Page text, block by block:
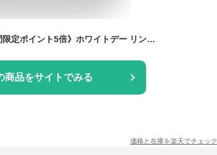
《スーパーセール期間限定ポイント5倍》ホワイトデー リンツ Lindt チョコレート リンドール テイスティングセット 16個入｜ギフト 可愛い スイーツ お菓子 おしゃれ 個包装 小分け リンツチョコ 誕生日 手土産 お礼 お返し 家族 プチギフト【レビューキャンペーン対象】
商品をサイトでみる
価格と在庫を楽天でチェック